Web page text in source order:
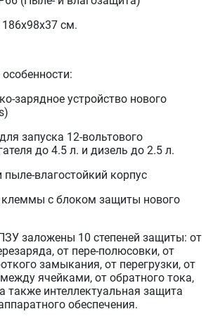
см.
зарядное устройство нового
запуска 12-вольтового
до 4.5 л. и дизель до 2.5 л.
влагостойкий корпус
с блоком защиты нового
заложены 10 степеней защиты: от
от пере-полюсовки, от
замыкания, от перегрузки, от
ячейками, от обратного тока,
также интеллектуальная защита
обеспечения.